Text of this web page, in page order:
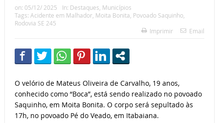
on: 05/12/ 2025 In: Destaques, Municípios
Tags: Acidente em Malhador, Moita Bonita, Povoado Saquinho,
Rodovia SE 245
Imprimir
Email
O velório de Mateus Oliveira de Carvalho, 19 anos,
conhecido como “Boca”, está sendo realizado no povoado
Saquinho, em Moita Bonita. O corpo será sepultado às
17h, no povoado Pé do Veado, em Itabaiana.